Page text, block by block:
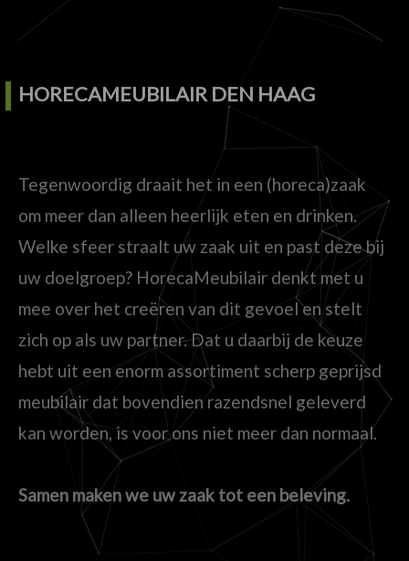
HORECAMEUBILAIR DEN HAAG
Tegenwoordig draait het in een (horeca)zaak
om meer dan alleen heerlijk eten en drinken.
Welke sfeer straalt uw zaak uit en past deze bij
uw doelgroep? HorecaMeubilair denkt met u
mee over het creëren van dit gevoel en stelt
zich op als uw partner. Dat u daarbij de keuze
hebt uit een enorm assortiment scherp geprijsd
meubilair dat bovendien razendsnel geleverd
kan worden, is voor ons niet meer dan normaal.
Samen maken we uw zaak tot een beleving.